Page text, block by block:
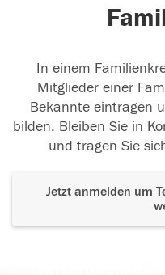
In einem
Mitglieder einer
Bekannte eintragen
bilden. Bleiben Sie in
und tragen Sie
Jetzt anmelden um